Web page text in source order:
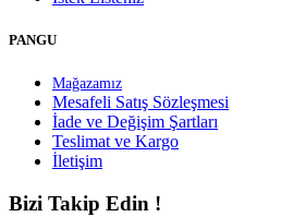
PANGU
Mağazamız
Mesafeli Satış Sözleşmesi
İade ve Değişim Şartları
Teslimat ve Kargo
İletişim
Bizi Takip Edin !